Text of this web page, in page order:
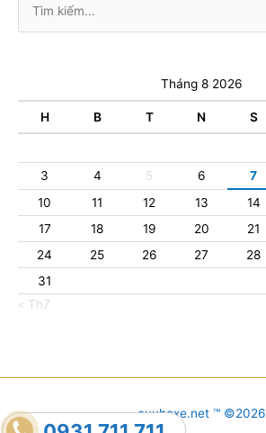
kiếm:
Tháng 8 2026
H B T N S
3
4 5 6 7
10
11 12 13 14
17
18 19 20 21
24
25 26 27 28
31
« Th7
cuuhoxe.net ™ ©2026